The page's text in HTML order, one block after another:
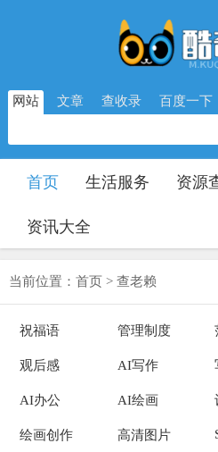
网站 文章 查收录 百度一下
首页 生活服务 资源
资讯大全
当前位置： 首页 > 查老赖
祝福语 管理制度
观后感 AI写作
AI办公 AI绘画
绘画创作 高清图片